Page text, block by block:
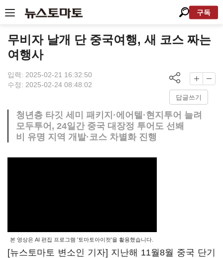
구독
무비자 날개 단 중국여행, 새 코스 짜는
여행사
입력: 2025-02-21 16:32:50
수정: 2025-02-24 08:48:02
답글쓰기
청년층 타깃 세미 패키지·에어텔·현지투어 늘려
모두투어, 24일간 중국 대장정 투어도 선봬
비 유명 지역 개발·코스 차별화 진행
본 영상은 AI 편집 프로그램 '토마토아이컷'을 활용했습니다.
[뉴스토마토 변소인 기자] 지난해 11월8월 중국 단기